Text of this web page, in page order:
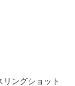
ングショット